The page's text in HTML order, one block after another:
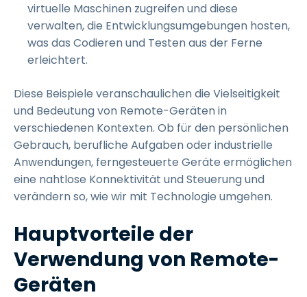
virtuelle Maschinen zugreifen und diese
verwalten, die Entwicklungsumgebungen hosten,
was das Codieren und Testen aus der Ferne
erleichtert.
Diese Beispiele veranschaulichen die Vielseitigkeit
und Bedeutung von Remote-Geräten in
verschiedenen Kontexten. Ob für den persönlichen
Gebrauch, berufliche Aufgaben oder industrielle
Anwendungen, ferngesteuerte Geräte ermöglichen
eine nahtlose Konnektivität und Steuerung und
verändern so, wie wir mit Technologie umgehen.
Hauptvorteile der
Verwendung von Remote-
Geräten